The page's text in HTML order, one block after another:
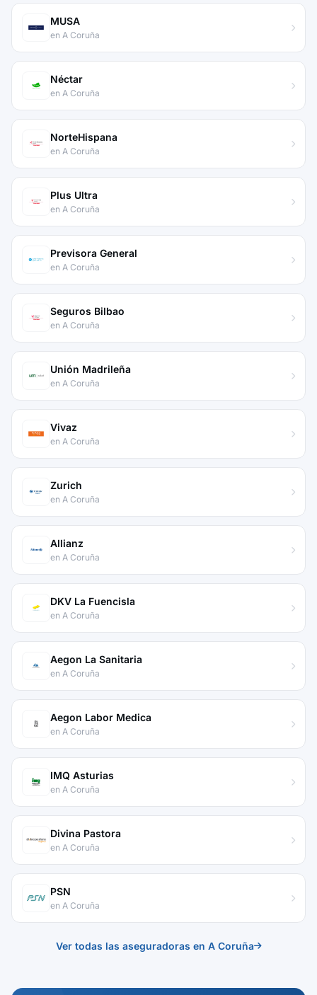
MUSA
en A Coruña
Néctar
en A Coruña
NorteHispana
en A Coruña
Plus Ultra
en A Coruña
Previsora General
en A Coruña
Seguros Bilbao
en A Coruña
Unión Madrileña
en A Coruña
Vivaz
en A Coruña
Zurich
en A Coruña
Allianz
en A Coruña
DKV La Fuencisla
en A Coruña
Aegon La Sanitaria
en A Coruña
Aegon Labor Medica
en A Coruña
IMQ Asturias
en A Coruña
Divina Pastora
en A Coruña
PSN
en A Coruña
Ver todas las aseguradoras en A Coruña